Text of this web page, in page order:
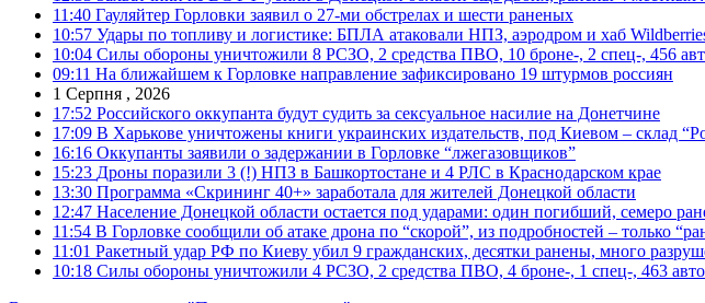
11:40 Гауляйтер Горловки заявил о 27-ми обстрелах и шести раненых
10:57 Удары по топливу и логистике: БПЛА атаковали НПЗ, аэродром и хаб
10:04 Силы обороны уничтожили 8 РСЗО, 2 средства ПВО, 10 броне-, 2 спец-, 456
09:11 На ближайшем к Горловке направление зафиксировано 19 штурмов россиян
1 Серпня , 2026
17:52 Российского оккупанта будут судить за сексуальное насилие на Донетчине
17:09 В Харькове уничтожены книги украинских издательств, под Киевом – склад
16:16 Оккупанты заявили о задержании в Горловке “лжегазовщиков”
15:23 Дроны поразили 3 (!) НПЗ в Башкортостане и 4 РЛС в Краснодарском крае
13:30 Программа «Скрининг 40+» заработала для жителей Донецкой области
12:47 Население Донецкой области остается под ударами: один погибший, семеро
11:54 В Горловке сообщили об атаке дрона по “скорой”, из подробностей – только
11:01 Ракетный удар РФ по Киеву убил 9 гражданских, десятки ранены, много
10:18 Силы обороны уничтожили 4 РСЗО, 2 средства ПВО, 4 броне-, 1 спец-, 463